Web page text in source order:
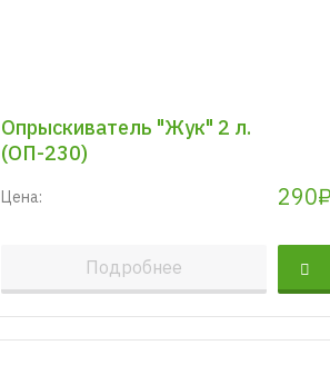
Опрыскиватель "Жук" 2 л.
(ОП-230)
Цена: 290₽
Подробнее